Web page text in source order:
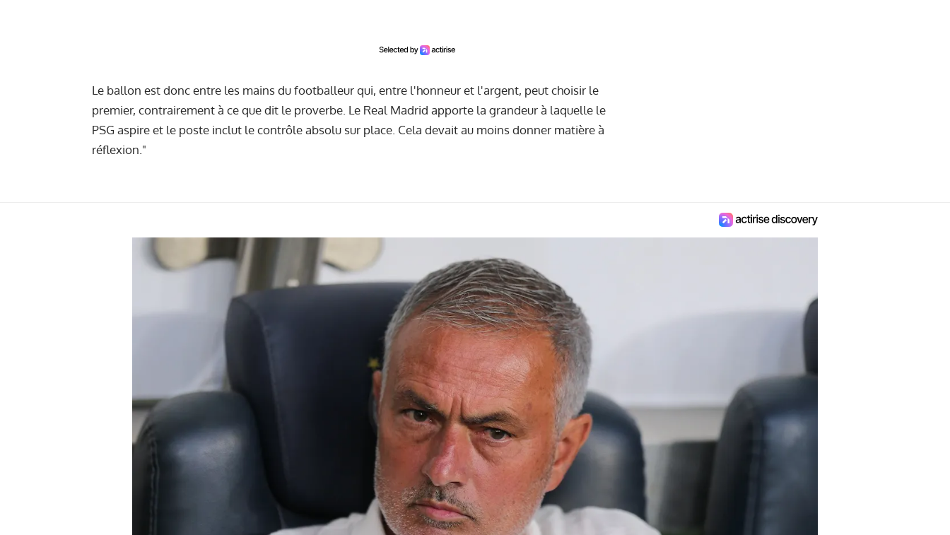
Le ballon est donc entre les mains du footballeur qui, entre l'honneur et l'argent, peut choisir le
premier, contrairement à ce que dit le proverbe. Le Real Madrid apporte la grandeur à laquelle le
PSG aspire et le poste inclut le contrôle absolu sur place. Cela devait au moins donner matière à
réflexion."